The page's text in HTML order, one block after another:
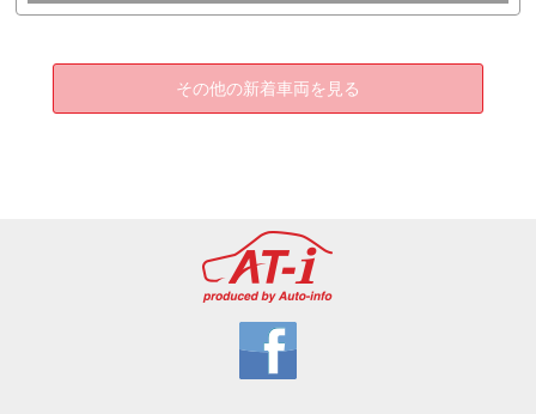
その他の新着車両を見る